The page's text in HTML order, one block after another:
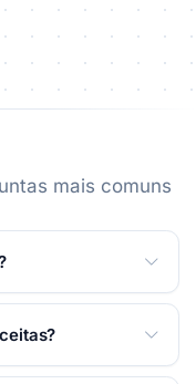
mais comuns
às 17:00.
Ver